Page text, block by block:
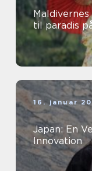
til paradis
16. januar
Japan: En
Innovation